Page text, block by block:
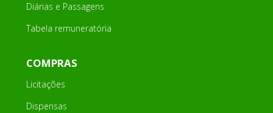
Diárias e Passagens
Tabela remuneratória
COMPRAS
Licitações
Dispensas